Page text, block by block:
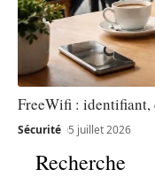
FreeWifi :
Sécurité 5 juillet 2026
Recherche